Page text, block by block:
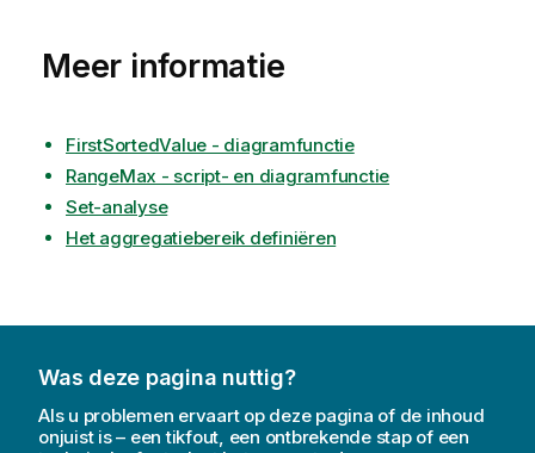
Meer informatie
FirstSortedValue - diagramfunctie
RangeMax - script- en diagramfunctie
Set-analyse
Het aggregatiebereik definiëren
Was deze pagina nuttig?
Als u problemen ervaart op deze pagina of de inhoud
onjuist is – een tikfout, een ontbrekende stap of een